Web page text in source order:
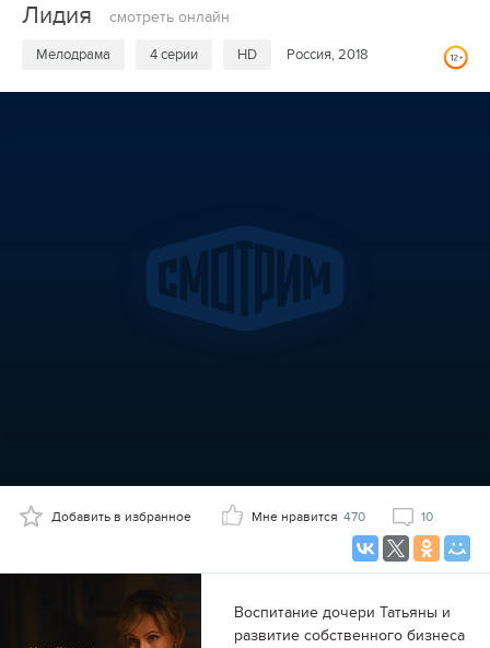
Лидия смотреть онлайн
Мелодрама 4 серии HD Россия, 2018
Добавить в избранное Мне нравится 470 10
Воспитание дочери Татьяны и
развитие собственного бизнеса